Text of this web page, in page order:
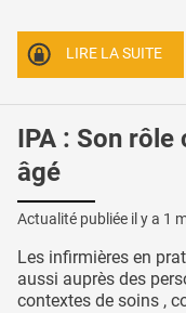
LIRE LA SUITE
IPA : Son
âgé
Actualité publiée il y a 1
Les infirmières en
aussi auprès des
contextes de soins ,